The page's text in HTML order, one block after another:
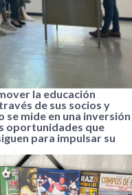
la educación
de sus socios y
se mide en una inversión
oportunidades que
para impulsar su